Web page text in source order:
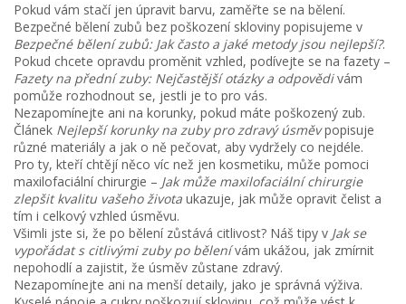
Pokud vám stačí jen úpravit barvu, zaměřte se na bělení.
Bezpečné bělení zubů bez poškození skloviny popisujeme v
Bezpečné bělení zubů: Jak často a jaké metody jsou nejlepší?.
Pokud chcete opravdu proměnit vzhled, podívejte se na fazety –
Fazety na přední zuby: Nejčastější otázky a odpovědivám
pomůže rozhodnout se, jestli je to pro vás.
Nezapomínejte ani na korunky, pokud máte poškozený zub.
Článek Nejlepší korunky na zuby pro zdravý úsměvpopisuje
různé materiály a jak o ně pečovat, aby vydržely co nejdéle.
Pro ty, kteří chtějí něco víc než jen kosmetiku, může pomoci
maxilofaciální chirurgie – Jak může maxilofaciální chirurgie
zlepšit kvalitu vašeho života ukazuje, jak může opravit čelist a
tím i celkový vzhled úsměvu.
Všimli jste si, že po bělení zůstává citlivost? Náš tipy v Jak se
vypořádat s citlivými zuby po bělenívám ukážou, jak zmírnit
nepohodlí a zajistit, že úsměv zůstane zdravý.
Nezapomínejte ani na menší detaily, jako je správná výživa.